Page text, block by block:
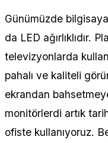
Günümüzde
da LED ağırlıklıdır.
televizyonlarda
pahalı ve kaliteli
ekrandan
monitörlerdi artık
ofiste kullanıyoruz.